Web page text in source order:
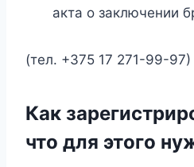
акта о заключении
(тел. +375 17 271-99-97)
Как
что для этого